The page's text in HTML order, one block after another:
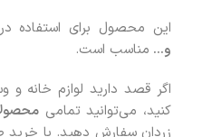
این محصول برای استفاده
و… مناسب است.
اگر قصد دارید لوازم خانه
کنید، می‌توانید تمامی